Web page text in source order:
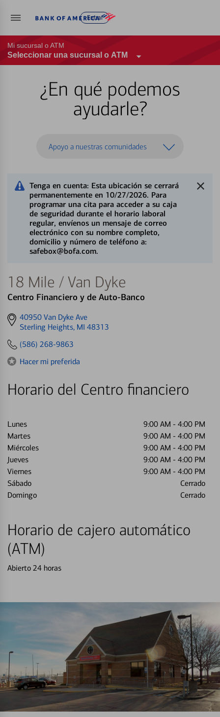
Entrar
Mi sucursal o ATM
Seleccionar una sucursal o ATM
¿En qué podemos
ayudarle?
Apoyo a nuestras comunidades
Tenga en cuenta: Esta ubicación se cerrará
permanentemente en 10/27/2026. Para
programar una cita para acceder a su caja
de seguridad durante el horario laboral
regular, envíenos un mensaje de correo
electrónico con su nombre completo,
domicilio y número de teléfono a:
safebox@bofa.com.
18 Mile / Van Dyke
Centro Financiero y de Auto-Banco
Get
directions
40950 Van Dyke Ave
Sterling Heights, MI 48313
(586) 268-9863
Hacer mi preferida
Horario del Centro financiero
Lunes 9:00 AM - 4:00 PM
Martes
9:00 AM - 4:00 PM
Miércoles
9:00 AM - 4:00 PM
Jueves
9:00 AM - 4:00 PM
Viernes
9:00 AM - 4:00 PM
Sábado
Cerrado
Domingo
Cerrado
Horario de cajero automático
(ATM)
Abierto 24 horas